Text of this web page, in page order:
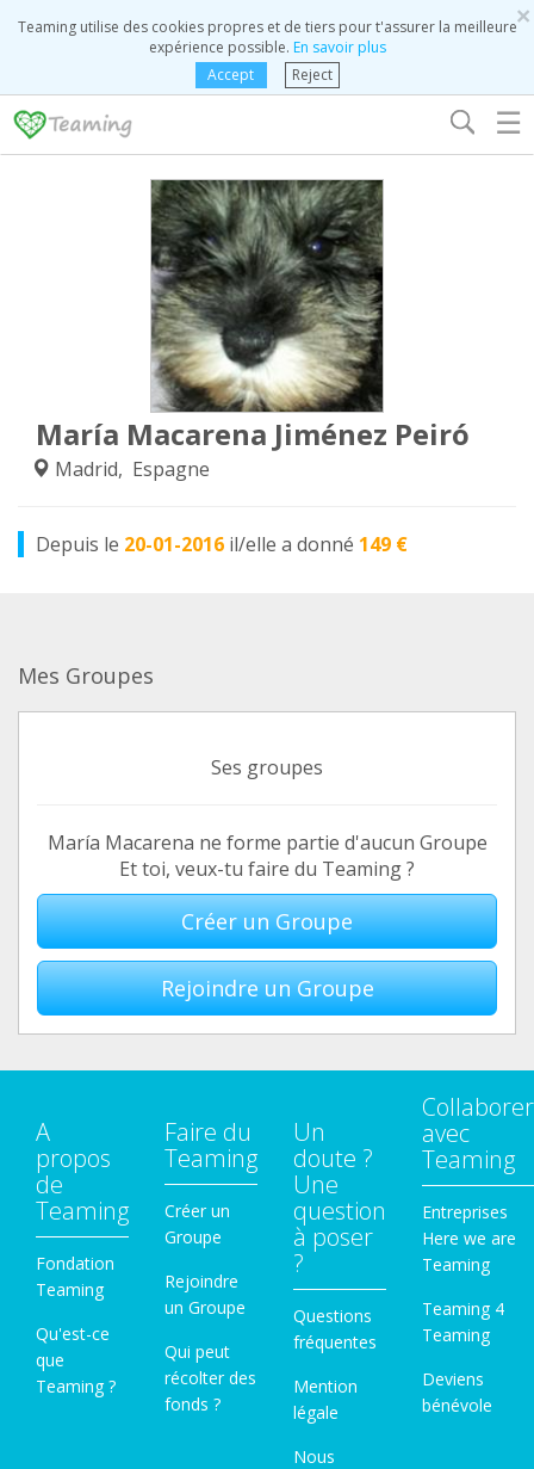
×
Teaming utilise des cookies propres et de tiers pour t'assurer la meilleure
expérience possible. En savoir plus
Accept
Reject
☰
María Macarena Jiménez Peiró
Madrid, Espagne
Depuis le 20-01-2016 il/elle a donné 149 €
Mes Groupes
Ses groupes
María Macarena ne forme partie d'aucun Groupe
Et toi, veux-tu faire du Teaming ?
Créer un Groupe
Rejoindre un Groupe
A
propos
de
Teaming
Fondation
Teaming
Qu'est-ce
que
Teaming ?
Faire du
Teaming
Créer un
Groupe
Rejoindre
un Groupe
Qui peut
récolter des
fonds ?
Un
doute ?
Une
question
à poser
?
Questions
fréquentes
Mention
légale
Nous
Collaborer
avec
Teaming
Entreprises
Here we are
Teaming
Teaming 4
Teaming
Deviens
bénévole